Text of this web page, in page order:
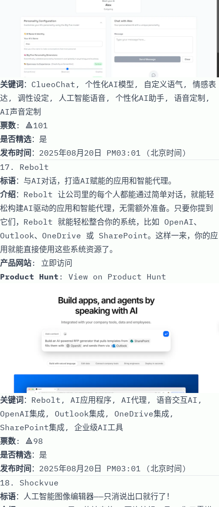
关键词：ClueoChat, 个性化AI模型, 自定义语气, 情感表
达, 调性设定, 人工智能语音, 个性化AI助手, 语音定制,
AI声音定制
票数: 🔺101
是否精选：是
发布时间 ：2025年08月20日 PM03:01 (北京时间)
17. Rebolt
标语：与AI对话，打造AI赋能的应用和智能代理。
介绍：Rebolt 让公司里的每个人都能通过简单对话，就能轻
松构建AI驱动的应用和智能代理，无需额外准备。只要你提到
它们，Rebolt 就能轻松整合你的系统，比如 OpenAI、
Outlook、OneDrive 或 SharePoint。这样一来，你的应
用就能直接使用这些系统资源了。
产品网站: 立即访问
Product Hunt : View on Product Hunt
关键词：Rebolt, AI应用程序, AI代理, 语音交互AI,
OpenAI集成, Outlook集成, OneDrive集成,
SharePoint集成, 企业级AI工具
票数: 🔺98
是否精选：是
发布时间 ：2025年08月20日 PM03:01 (北京时间)
18. Shockvue
标语：人工智能图像编辑器——只消说出口就行了！